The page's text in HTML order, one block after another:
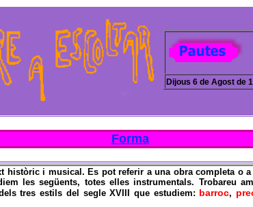
Dijous 6 de Agost de
Forma
històric i musical. Es pot referir a una obra completa o
les següents, totes elles instrumentals. Trobareu
tres estils del segle XVIII que estudiem: barroc,